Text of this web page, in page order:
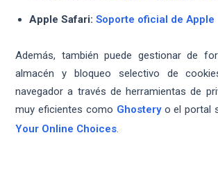
Apple Safari: Soporte oficial de Apple
Además, también puede gestionar de
almacén y bloqueo selectivo de
navegador a través de herramientas de
muy eficientes como Ghosteryo el portal
Your Online Choices.